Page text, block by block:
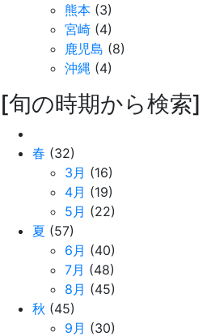
熊本 (3)
宮崎 (4)
鹿児島 (8)
沖縄 (4)
[旬の時期から検索]
春 (32)
3月 (16)
4月 (19)
5月 (22)
夏 (57)
6月 (40)
7月 (48)
8月 (45)
秋 (45)
9月 (30)